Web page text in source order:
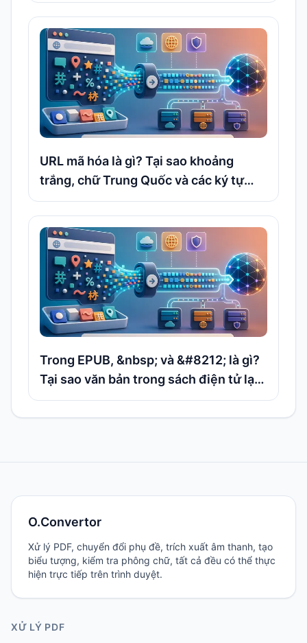
URL mã hóa là gì? Tại sao khoảng
trắng, chữ Trung Quốc và các ký tự
đặc biệt cần được chuyển mã trước
Trong EPUB, &nbsp; và &#8212; là gì?
Tại sao văn bản trong sách điện tử lại
chứa thực thể HTML?
O.Convertor
Xử lý PDF, chuyển đổi phụ đề, trích xuất âm thanh, tạo
biểu tượng, kiểm tra phông chữ, tất cả đều có thể thực
hiện trực tiếp trên trình duyệt.
XỬ LÝ PDF